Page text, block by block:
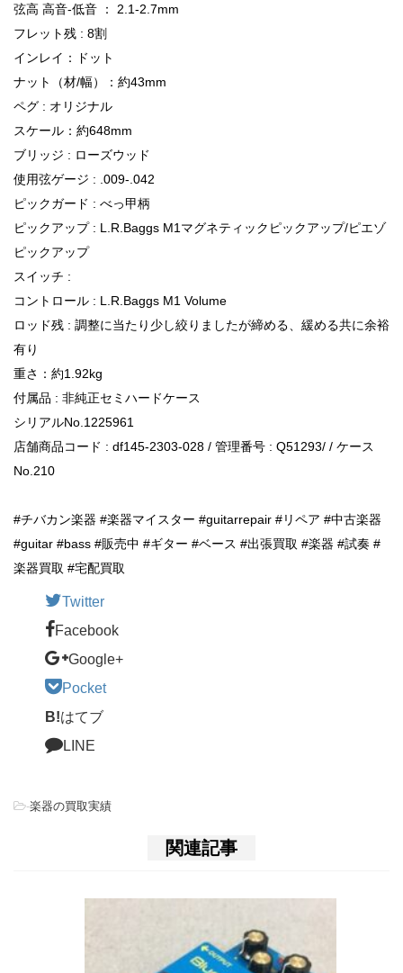
弦高 高音-低音 ： 2.1-2.7mm
フレット残 : 8割
インレイ：ドット
ナット（材/幅）：約43mm
ペグ : オリジナル
スケール：約648mm
ブリッジ : ローズウッド
使用弦ゲージ : .009-.042
ピックガード : べっ甲柄
ピックアップ : L.R.Baggs M1マグネティックピックアップ/ピエゾ
ピックアップ
スイッチ :
コントロール : L.R.Baggs M1 Volume
ロッド残 : 調整に当たり少し絞りましたが締める、緩める共に余裕
有り
重さ：約1.92kg
付属品 : 非純正セミハードケース
シリアルNo.1225961
店舗商品コード : df145-2303-028 / 管理番号 : Q51293/ / ケース
No.210
#チバカン楽器 #楽器マイスター #guitarrepair #リペア #中古楽器
#guitar #bass #販売中 #ギター #ベース #出張買取 #楽器 #試奏 #
楽器買取 #宅配買取
Twitter
Facebook
Google+
Pocket
B!はてブ
LINE
-楽器の買取実績
関連記事